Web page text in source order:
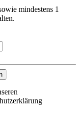
mindestens 1